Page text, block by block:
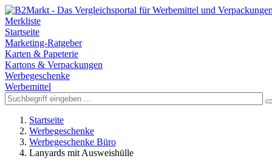
Merkliste
Startseite
Marketing-Ratgeber
Karten & Papeterie
Kartons & Verpackungen
Werbegeschenke
Werbemittel
Startseite
Werbegeschenke
Werbegeschenke Büro
Lanyards mit Ausweishülle